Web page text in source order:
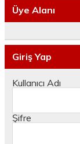
Üye Alanı
Giriş Yap
Kullanıcı Adı
Şifre